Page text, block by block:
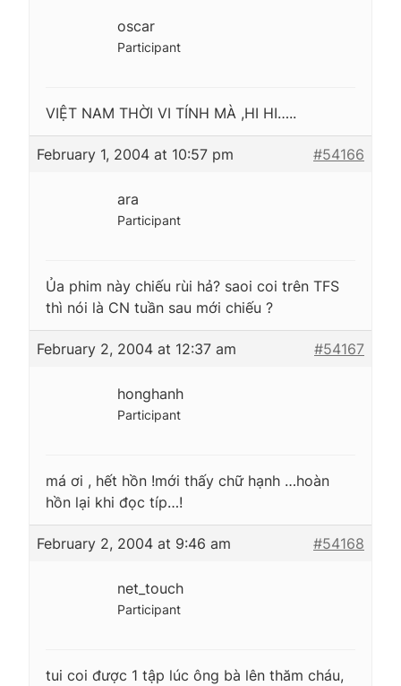
oscar
Participant
VIỆT NAM THỜI VI TÍNH MÀ ,HI HI…..
February 1, 2004 at 10:57 pm #54166
ara
Participant
Ủa phim này chiếu rùi hả? saoi coi trên TFS
thì nói là CN tuần sau mới chiếu ?
February 2, 2004 at 12:37 am #54167
honghanh
Participant
má ơi , hết hồn !mới thấy chữ hạnh …hoàn
hồn lại khi đọc típ…!
February 2, 2004 at 9:46 am #54168
net_touch
Participant
tui coi được 1 tập lúc ông bà lên thăm cháu,